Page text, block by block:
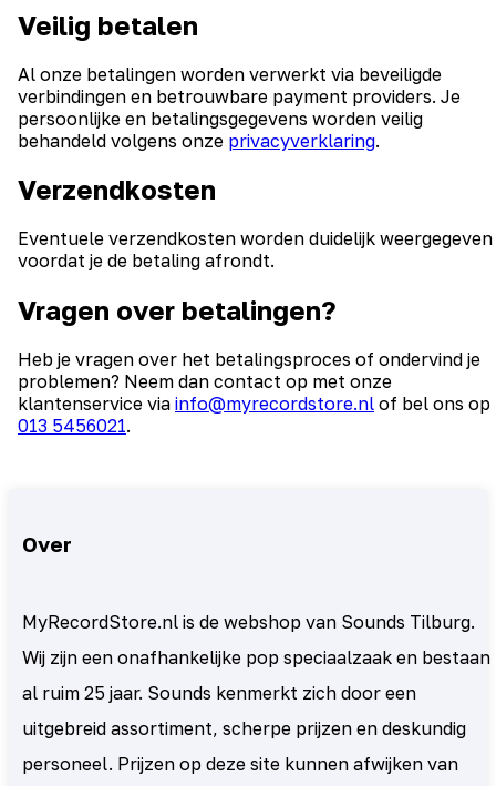
Veilig betalen
Al onze betalingen worden verwerkt via beveiligde
verbindingen en betrouwbare payment providers. Je
persoonlijke en betalingsgegevens worden veilig
behandeld volgens onze privacyverklaring.
Verzendkosten
Eventuele verzendkosten worden duidelijk weergegeven
voordat je de betaling afrondt.
Vragen over betalingen?
Heb je vragen over het betalingsproces of ondervind je
problemen? Neem dan contact op met onze
klantenservice via info@myrecordstore.nl of bel ons op
013 5456021.
Over
MyRecordStore.nl is de webshop van Sounds Tilburg.
Wij zijn een onafhankelijke pop speciaalzaak en bestaan
al ruim 25 jaar. Sounds kenmerkt zich door een
uitgebreid assortiment, scherpe prijzen en deskundig
personeel. Prijzen op deze site kunnen afwijken van